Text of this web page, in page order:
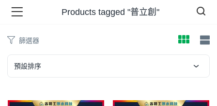
)
)
Products tagged "普立創"
篩選器
預設排序